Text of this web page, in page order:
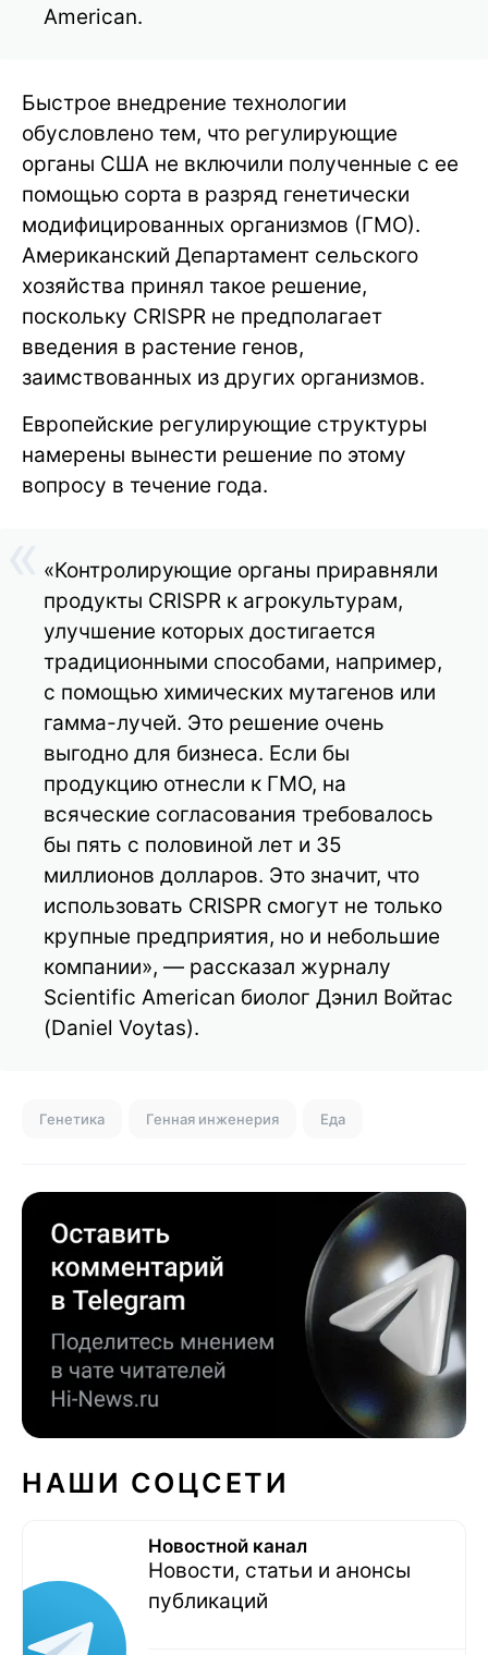
American.
Быстрое внедрение технологии
обусловлено тем, что регулирующие
органы США не включили полученные с ее
помощью сорта в разряд генетически
модифицированных организмов (ГМО).
Американский Департамент сельского
хозяйства принял такое решение,
поскольку CRISPR не предполагает
введения в растение генов,
заимствованных из других организмов.
Европейские регулирующие структуры
намерены вынести решение по этому
вопросу в течение года.
«Контролирующие органы приравняли
продукты CRISPR к агрокультурам,
улучшение которых достигается
традиционными способами, например,
с помощью химических мутагенов или
гамма-лучей. Это решение очень
выгодно для бизнеса. Если бы
продукцию отнесли к ГМО, на
всяческие согласования требовалось
бы пять с половиной лет и 35
миллионов долларов. Это значит, что
использовать CRISPR смогут не только
крупные предприятия, но и небольшие
компании», — рассказал журналу
Scientific American биолог Дэнил Войтас
(Daniel Voytas).
Генетика Генная инженерия Еда
НАШИ СОЦСЕТИ
Новостной канал
Новости, статьи и анонсы
публикаций